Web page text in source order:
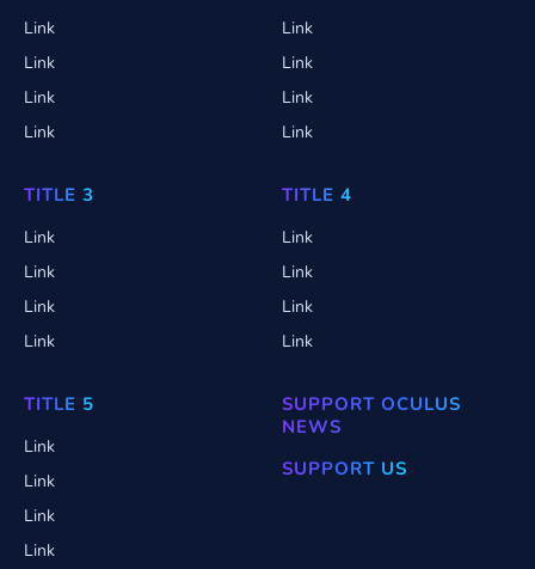
Link
Link
Link
Link
Link
Link
Link
Link
TITLE 3
Link
Link
Link
Link
TITLE 4
Link
Link
Link
Link
TITLE 5
Link
Link
Link
Link
SUPPORT OCULUS
NEWS
SUPPORT US